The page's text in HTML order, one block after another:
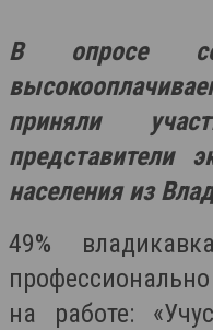
В опросе
приняли
представители
населения из
49%
на работе: